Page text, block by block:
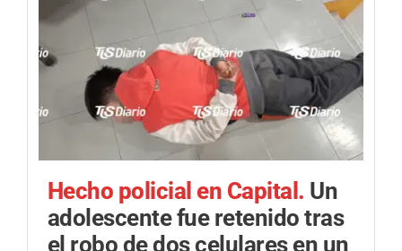
Hecho policial en Capital. Un
adolescente fue retenido tras
el robo de dos celulares en un